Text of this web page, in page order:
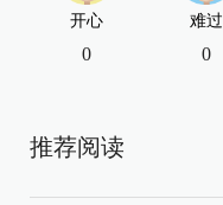
开心
0
难过
0
推荐阅读